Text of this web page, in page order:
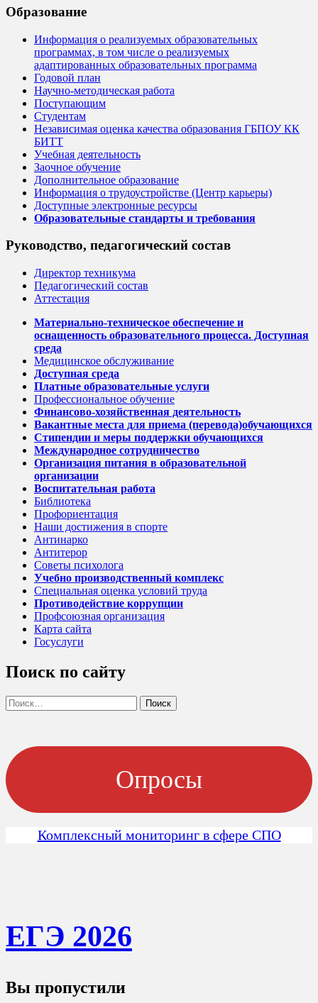
Образование
Информация о реализуемых образовательных
программах, в том числе о реализуемых
адаптированных образовательных программа
Годовой план
Научно-методическая работа
Поступающим
Студентам
Независимая оценка качества образования ГБПОУ КК
БИТТ
Учебная деятельность
Заочное обучение
Дополнительное образование
Информация о трудоустройстве (Центр карьеры)
Доступные электронные ресурсы
Образовательные стандарты и требования
Руководство, педагогический состав
Директор техникума
Педагогический состав
Аттестация
Материально-техническое обеспечение и
оснащенность образовательного процесса. Доступная
среда
Медицинское обслуживание
Доступная среда
Платные образовательные услуги
Профессиональное обучение
Финансово-хозяйственная деятельность
Вакантные места для приема (перевода)обучающихся
Стипендии и меры поддержки обучающихся
Международное сотрудничество
Организация питания в образовательной
организации
Воспитательная работа
Библиотека
Профориентация
Наши достижения в спорте
Антинарко
Антитерор
Советы психолога
Учебно производственный комплекс
Специальная оценка условий труда
Противодействие коррупции
Профсоюзная организация
Карта сайта
Госуслуги
Поиск по сайту
Найти:
Опросы
Комплексный мониторинг в сфере СПО
ЕГЭ 2026
Вы пропустили